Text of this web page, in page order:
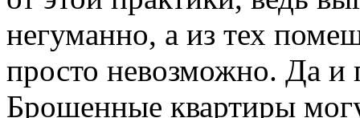
негуманно, а из тех
просто невозможно. Да и
Брошенные квартиры